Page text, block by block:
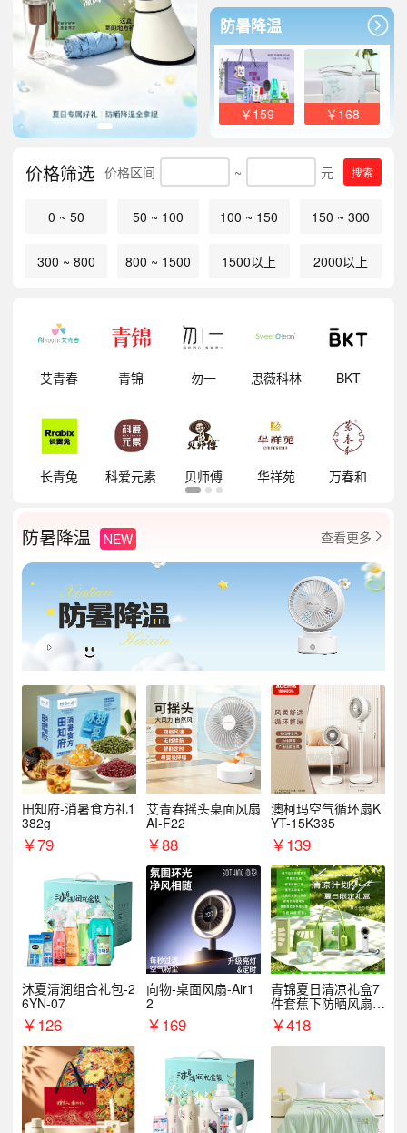
防暑降温
￥159 ￥168
价格筛选 价格区间 ~ 元 搜索
0 ~ 50 50 ~ 100 100 ~ 150 150 ~ 300
300 ~ 800 800 ~ 1500 1500以上 2000以上
艾青春 青锦 勿一 思薇科林 BKT
长青兔 科爱元素 贝师傅 华祥苑 万春和
防暑降温 NEW 查看更多 
田知府-消暑食方礼1
382g
￥79
艾青春摇头桌面风扇
AI-F22
￥88
澳柯玛空气循环扇K
YT-15K335
￥139
沐夏清润组合礼包-2
6YN-07
￥126
向物-桌面风扇-Air1
2
￥169
青锦夏日清凉礼盒7
件套蕉下防晒风扇员
工福利端午伴手礼企
业定制
￥418